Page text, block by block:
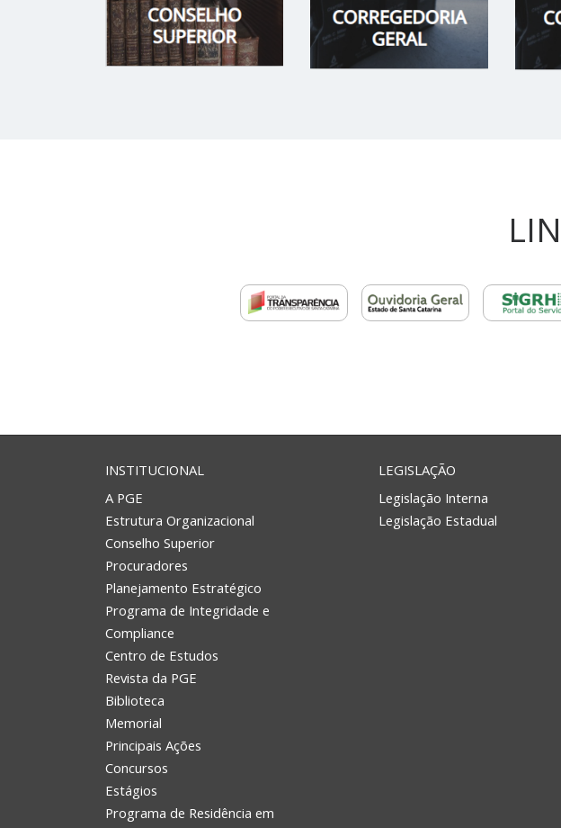
INSTITUCIONAL
A PGE
Estrutura Organizacional
Conselho Superior
Procuradores
Planejamento Estratégico
Programa de Integridade e
Compliance
Centro de Estudos
Revista da PGE
Biblioteca
Memorial
Principais Ações
Concursos
Estágios
Programa de Residência em
LEGISLAÇÃO
Legislação Interna
Legislação Estadual